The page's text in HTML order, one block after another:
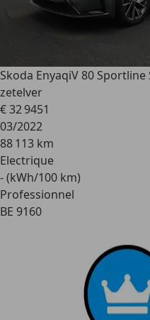
Skoda EnyaqiV 80 Sportline
zetelver
€ 32 9451
03/2022
88 113 km
Electrique
- (kWh/100 km)
Professionnel
BE 9160